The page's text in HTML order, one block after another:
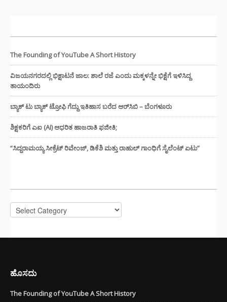
The Founding of YouTube A Short History
ವಿಜಯನಗರದಲ್ಲಿ ಭಿಕ್ಷಾಟನೆ ಜಾಲ: ಶಾಲೆ ರಜೆ ಎಂದು ಮಕ್ಕಳನ್ನೇ ಭಿಕ್ಷೆಗೆ ಇಳಿಸಿದ್ದ
ತಾಯಂದಿರು
ಬ್ಯಾಕ್ ಟು ಬ್ಯಾಕ್ ಟ್ರೋಫಿ ಗೆದ್ದು ಇತಿಹಾಸ ಬರೆದ ಆರ್‌ಸಿಬಿ – ಬೆಂಗಳೂರು
ಶಿಕ್ಷಕರಿಗೆ ಎಐ (AI) ಆಧರಿತ ಹಾಜರಾತಿ ಫಜೀತಿ;
“ಸಿದ್ದರಾಮಯ್ಯ ಸೀಕ್ರೆಟ್ ರಿವೇಂಜ್‌, ಡಿಕೆಶಿ ಮತ್ತು ರಾಹುಲ್‌ ಗಾಂಧಿಗೆ ಸೈಲೆಂಟ್ ಏಟು”
Categories
ಹೊಸದು
The Founding of YouTube A Short History